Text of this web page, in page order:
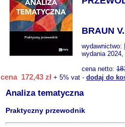
BRAUN
wydawnictwo:
wydania
cena netto:
cena 172,43 zł + 5% vat - dodaj do
Analiza tematyczna
Praktyczny przewodnik